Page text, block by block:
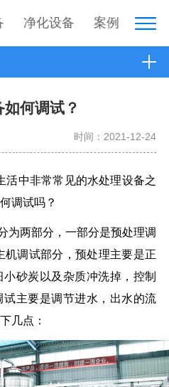
净化设备 案例
何调试？
时间：2021-12-24
活中非常常见的水处理设备之
调试吗？
为两部分，一部分是预处理调
机调试部分，预处理主要是正
砂炭以及杂质冲洗掉，控制
主要是调节进水，出水的流
几点：